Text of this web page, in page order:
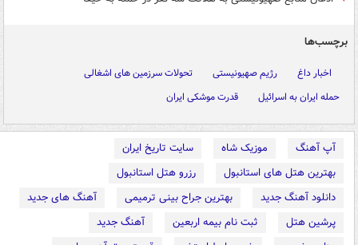
برچسب‌ها
اخبار داغ رژیم صهیونیستی
تحولات سرزمین های اشغالی
حمله ایران به اسرائیل
قدرت موشکی ایران
آپ آهنگ موزیک شاه
سایت تاریخ ایران
بهترین هتل های استانبول
رزرو هتل استانبول
دانلود آهنگ جدید
بهترین جراح بینی ترمیمی
آهنگ های جدید
پرشین هتل
ثبت نام بیمه اربعین
آهنگ جدید